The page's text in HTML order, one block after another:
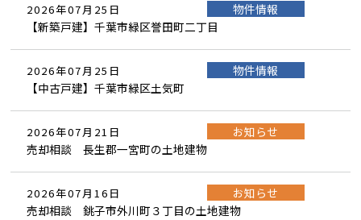
2026年07月25日
物件情報
【新築戸建】千葉市緑区誉田町二丁目
2026年07月25日
物件情報
【中古戸建】千葉市緑区土気町
2026年07月21日
お知らせ
売却相談 長生郡一宮町の土地建物
2026年07月16日
お知らせ
売却相談 銚子市外川町３丁目の土地建物